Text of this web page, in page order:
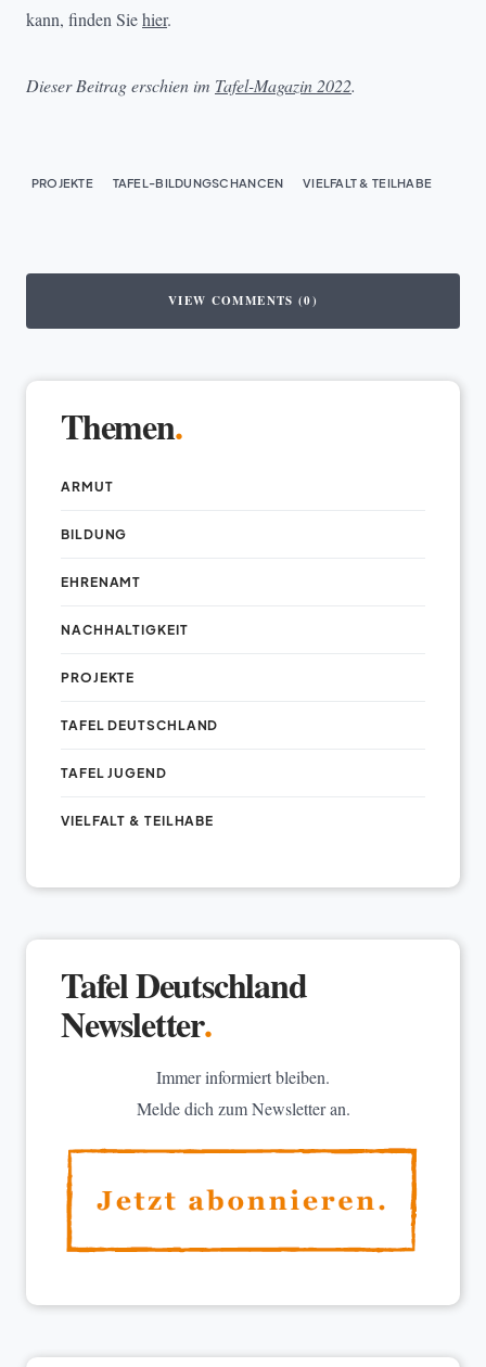
kann, finden Siehier.
Dieser Beitrag erschien im Tafel-Magazin 2022.
PROJEKTE TAFEL-BILDUNGSCHANCEN VIELFALT & TEILHABE
VIEW COMMENTS (0)
Themen.
ARMUT
BILDUNG
EHRENAMT
NACHHALTIGKEIT
PROJEKTE
TAFEL DEUTSCHLAND
TAFEL JUGEND
VIELFALT & TEILHABE
Tafel Deutschland
Newsletter.
Immer informiert bleiben.
Melde dich zum Newsletter an.